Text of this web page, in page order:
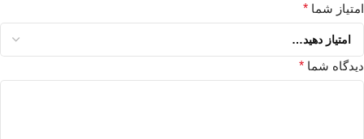
امتیاز شما *
دیدگاه شما *